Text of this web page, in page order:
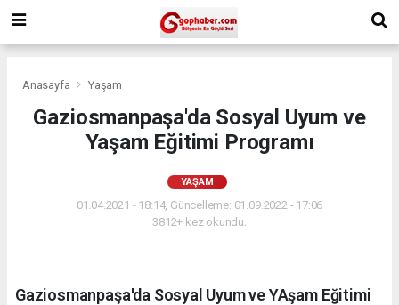
Anasayfa Yaşam
Gaziosmanpaşa'da Sosyal Uyum ve
Yaşam Eğitimi Programı
YAŞAM
01.04.2021 - 18:14, Güncelleme: 01.09.2022 - 17:06
3812+ kez okundu.
Gaziosmanpaşa'da Sosyal Uyum ve YAşam Eğitimi